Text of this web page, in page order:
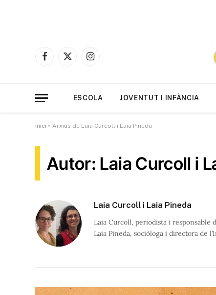
Facebook
X
Instagram
ESCOLA JOVENTUT I INFÀNCIA
Inici » Arxius de Laia Curcoll i Laia Pineda
Autor: Laia Curcoll i
Laia Curcoll i Laia Pineda
Laia Curcoll, periodista i responsable
Laia Pineda, sociòloga i directora de